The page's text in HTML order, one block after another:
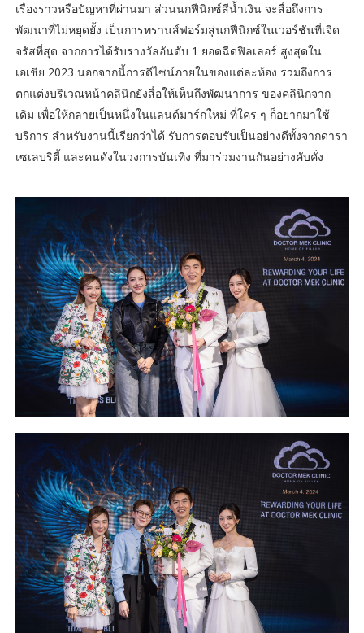
เรื่องราวหรือปัญหาที่ผ่านมา ส่วนนกฟีนิกซ์สีน้ำเงิน จะสื่อถึงการ
พัฒนาที่ไม่หยุดยั้ง เป็นการทรานส์ฟอร์มสู่นกฟีนิกซ์ในเวอร์ชันที่เจิด
จรัสที่สุด จากการได้รับรางวัลอันดับ 1 ยอดฉีดฟิลเลอร์ สูงสุดใน
เอเชีย 2023 นอกจากนี้การดีไซน์ภายในของแต่ละห้อง รวมถึงการ
ตกแต่งบริเวณหน้าคลินิกยังสื่อให้เห็นถึงพัฒนาการ ของคลินิกจาก
เดิม เพื่อให้กลายเป็นหนึ่งในแลนด์มาร์กใหม่ ที่ใคร ๆ ก็อยากมาใช้
บริการ สำหรับงานนี้เรียกว่าได้ รับการตอบรับเป็นอย่างดีทั้งจากดารา
เซเลบริตี้ และคนดังในวงการบันเทิง ที่มาร่วมงานกันอย่างคับคั่ง